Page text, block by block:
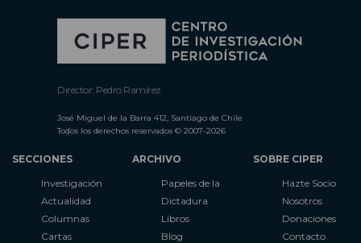
Director: Pedro Ramírez
José Miguel de la Barra 412, Santiago de Chile
Todos los derechos reservados © 2007-2026
SECCIONES
Investigación
Actualidad
Columnas
Cartas
ARCHIVO
Papeles de la
Dictadura
Libros
Blog
SOBRE CIPER
Hazte Socio
Nosotros
Donaciones
Contacto